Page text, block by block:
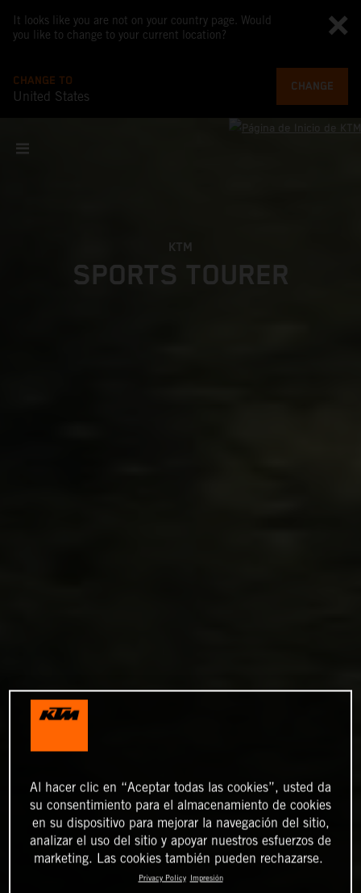
It looks like you are not on your country page. Would
you like to change to your current location?
CHANGE TO
United States
CHANGE
KTM
SPORTS TOURER
Al hacer clic en “Aceptar todas las cookies”, usted da
su consentimiento para el almacenamiento de cookies
en su dispositivo para mejorar la navegación del sitio,
analizar el uso del sitio y apoyar nuestros esfuerzos de
marketing. Las cookies también pueden rechazarse.
Privacy Policy Impresión